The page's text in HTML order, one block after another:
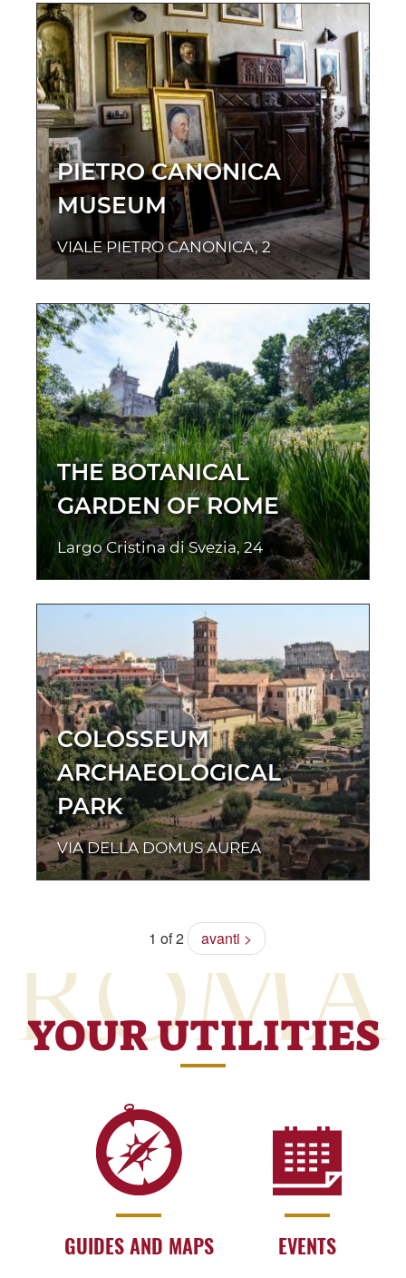
PIETRO CANONICA
MUSEUM
VIALE PIETRO CANONICA, 2
THE BOTANICAL
GARDEN OF ROME
Largo Cristina di Svezia, 24
COLOSSEUM
ARCHAEOLOGICAL
PARK
VIA DELLA DOMUS AUREA
1 of 2 avanti >
YOUR UTILITIES
GUIDES AND MAPS EVENTS